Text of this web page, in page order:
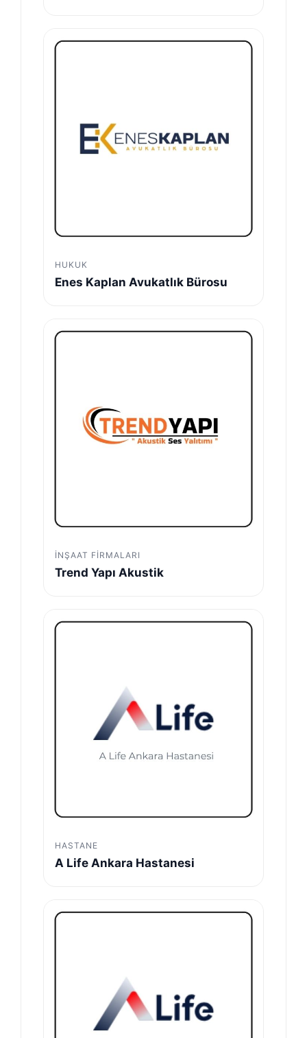
HUKUK
Enes Kaplan Avukatlık Bürosu
İNŞAAT FIRMALARI
Trend Yapı Akustik
HASTANE
A Life Ankara Hastanesi